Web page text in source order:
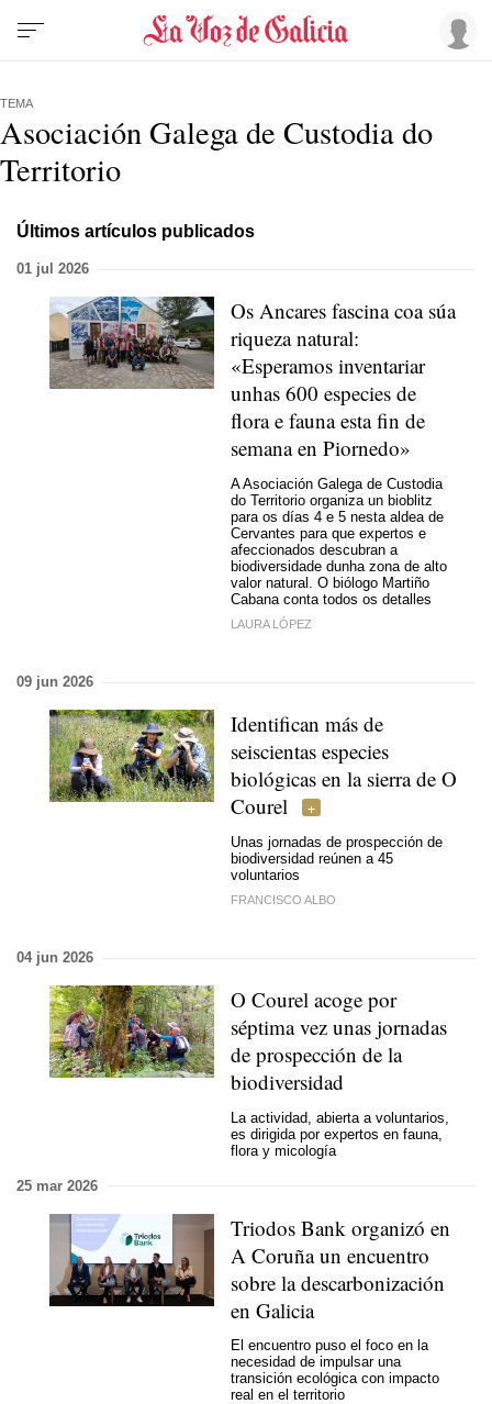
TEMA
Asociación Galega de Custodia do
Territorio
Últimos artículos publicados
01 jul 2026
Os Ancares fascina coa súa
riqueza natural:
«Esperamos inventariar
unhas 600 especies de
flora e fauna esta fin de
semana en Piornedo»
A Asociación Galega de Custodia
do Territorio organiza un bioblitz
para os días 4 e 5 nesta aldea de
Cervantes para que expertos e
afeccionados descubran a
biodiversidade dunha zona de alto
valor natural. O biólogo Martiño
Cabana conta todos os detalles
LAURA LÓPEZ
09 jun 2026
Identifican más de
seiscientas especies
biológicas en la sierra de O
Courel
Unas jornadas de prospección de
biodiversidad reúnen a 45
voluntarios
FRANCISCO ALBO
04 jun 2026
O Courel acoge por
séptima vez unas jornadas
de prospección de la
biodiversidad
La actividad, abierta a voluntarios,
es dirigida por expertos en fauna,
flora y micología
25 mar 2026
Triodos Bank organizó en
A Coruña un encuentro
sobre la descarbonización
en Galicia
El encuentro puso el foco en la
necesidad de impulsar una
transición ecológica con impacto
real en el territorio